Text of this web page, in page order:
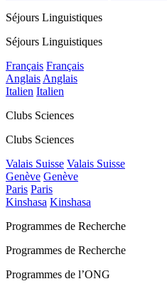
Séjours Linguistiques
Séjours Linguistiques
Français Français
Anglais Anglais
Italien Italien
Clubs Sciences
Clubs Sciences
Valais Suisse Valais Suisse
Genève Genève
Paris Paris
Kinshasa Kinshasa
Programmes de Recherche
Programmes de Recherche
Programmes de l’ONG